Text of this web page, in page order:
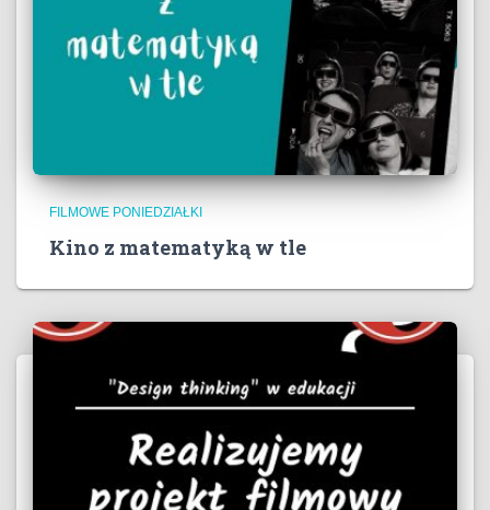
FILMOWE PONIEDZIAŁKI
Kino z matematyką w tle